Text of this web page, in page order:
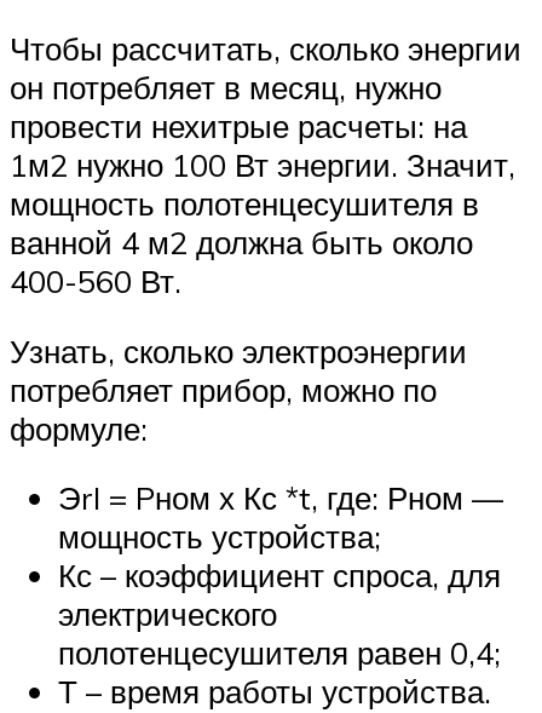
Чтобы рассчитать, сколько энергии
он потребляет в месяц, нужно
провести нехитрые расчеты: на
1м2 нужно 100 Вт энергии. Значит,
мощность полотенцесушителя в
ванной 4 м2 должна быть около
400-560 Вт.
Узнать, сколько электроэнергии
потребляет прибор, можно по
формуле:
ЭrI = Pном х Кс *t, где: Рном —
мощность устройства;
Кс – коэффициент спроса, для
электрического
полотенцесушителя равен 0,4;
Т – время работы устройства.